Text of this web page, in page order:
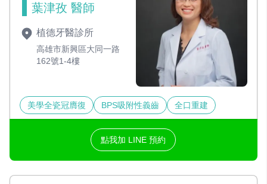
葉津孜 醫師
植德牙醫診所
高雄市新興區大同一路
162號1-4樓
美學全瓷冠膺復 BPS吸附性義齒 全口重建
點我加 LINE 預約